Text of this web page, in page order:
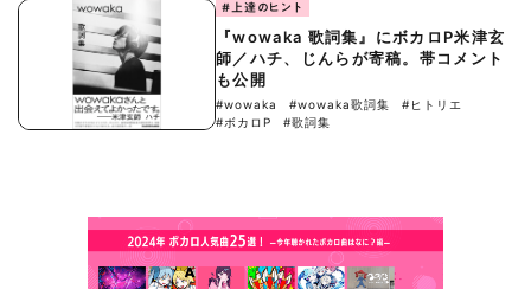
#上達のヒント
『wowaka 歌詞集』にボカロP米津玄
師／ハチ、じんらが寄稿。帯コメント
も公開
#wowaka #wowaka歌詞集
#ヒトリエ
#ボカロP
#歌詞集